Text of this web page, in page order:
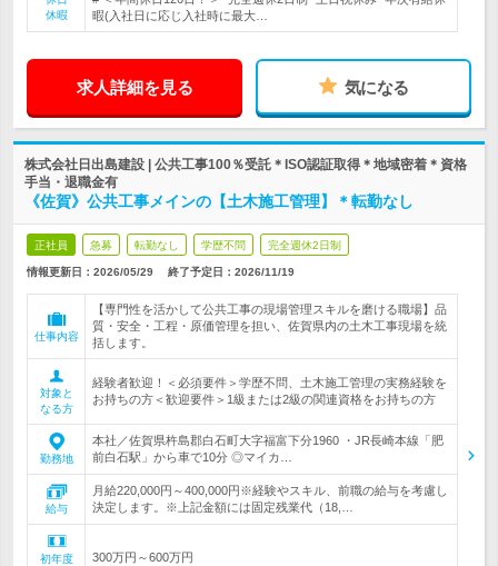
休暇
暇(入社日に応じ入社時に最大…
求人詳細を見る 気になる
株式会社日出島建設 | 公共工事100％受託＊ISO認証取得＊地域密着＊資格
手当・退職金有
《佐賀》公共工事メインの【土木施工管理】＊転勤なし
正社員 急募 転勤なし 学歴不問 完全週休2日制
情報更新日：2026/05/29 終了予定日： 2026/11/19
仕事内容
【専門性を活かして公共工事の現場管理スキルを磨ける職場】品
質・安全・工程・原価管理を担い、佐賀県内の土木工事現場を統
括します。
対象と
なる方
経験者歓迎！＜必須要件＞学歴不問、土木施工管理の実務経験を
お持ちの方＜歓迎要件＞1級または2級の関連資格をお持ちの方
勤務地
本社／佐賀県杵島郡白石町大字福富下分1960 ・JR長崎本線「肥
前白石駅」から車で10分 ◎マイカ…
給与
月給220,000円～400,000円※経験やスキル、前職の給与を考慮し
決定します。※上記金額には固定残業代（18,…
初年度
300万円～600万円